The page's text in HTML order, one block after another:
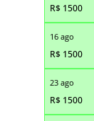
R$ 1500
16 ago
R$ 1500
23 ago
R$ 1500